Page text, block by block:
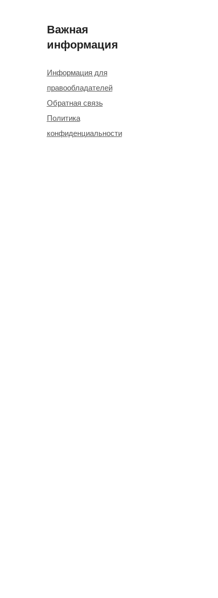
Важная
информация
Информация для
правообладателей
Обратная связь
Политика
конфиденциальности